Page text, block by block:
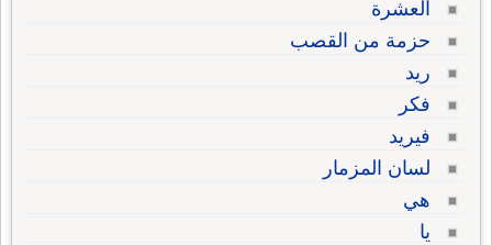
العشرة
حزمة من القصب
ريد
فكر
فيريد
لسان المزمار
هي
يا